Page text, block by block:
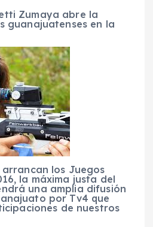
Zumaya abre la
guanajuatenses en la
los Juegos
la máxima justa del
una amplia difusión
por Tv4 que
de nuestros